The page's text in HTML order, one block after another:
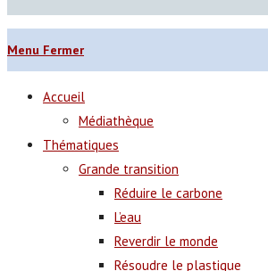
Menu Fermer
Accueil
Médiathèque
Thématiques
Grande transition
Réduire le carbone
L’eau
Reverdir le monde
Résoudre le plastique